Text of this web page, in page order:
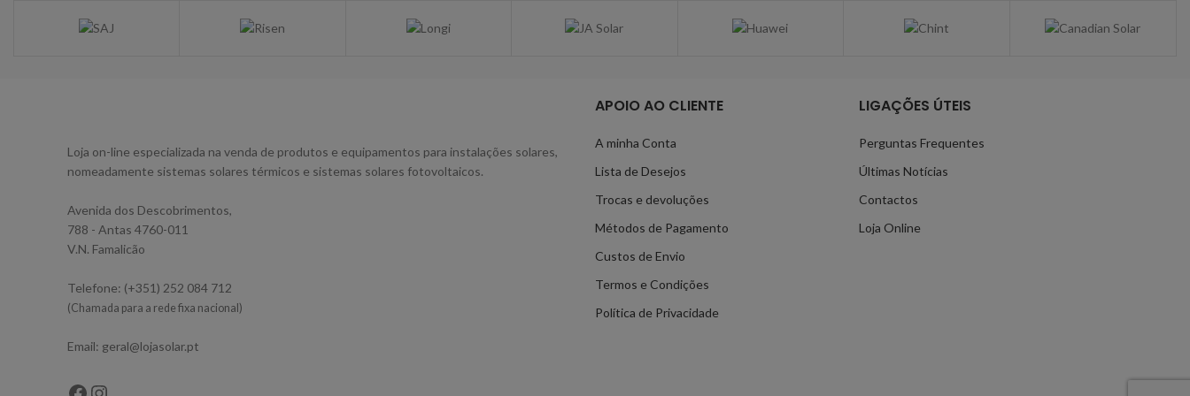
Loja on-line especializada na venda de produtos e equipamentos para instalações solares,
nomeadamente sistemas solares térmicos e sistemas solares fotovoltaicos.
Avenida dos Descobrimentos,
788 - Antas 4760-011
V.N. Famalicão
Telefone: (+351) 252 084 712
(Chamada para a rede fixa nacional)
Email: geral@lojasolar.pt
APOIO AO CLIENTE
A minha Conta
Lista de Desejos
Trocas e devoluções
Métodos de Pagamento
Custos de Envio
Termos e Condições
Política de Privacidade
LIGAÇÕES ÚTEIS
Perguntas Frequentes
Últimas Notícias
Contactos
Loja Online